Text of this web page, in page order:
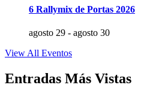
6 Rallymix de Portas 2026
agosto 29 - agosto 30
View All Eventos
Entradas Más Vistas